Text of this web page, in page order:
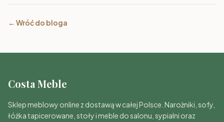
← Wróć do bloga
Costa Meble
Sklep meblowy online z dostawą w całej Polsce. Narożniki, sofy,
łóżka tapicerowane, stoły i meble do salonu, sypialni oraz